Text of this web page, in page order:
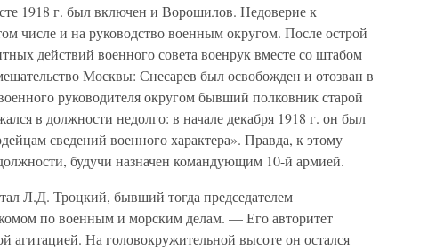
1918 г. был включен и Ворошилов. Недоверие к
числе и на руководство военным округом. После острой
действий военного совета военрук вместе со штабом
Москвы: Снесарев был освобожден и отозван в
руководителя округом бывший полковник старой
в должности недолго: в начале декабря 1918 г. он был
сведений военного характера». Правда, к этому
будучи назначен командующим 10-й армией.
Л.Д. Троцкий, бывший тогда председателем
по военным и морским делам. — Его авторитет
агитацией. На головокружительной высоте он остался